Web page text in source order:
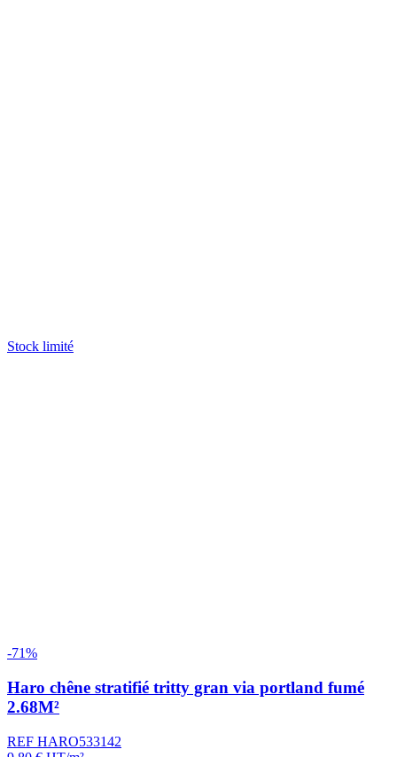
Stock limité
-71%
Haro chêne stratifié tritty gran via portland fumé
2.68M²
REF HARO533142